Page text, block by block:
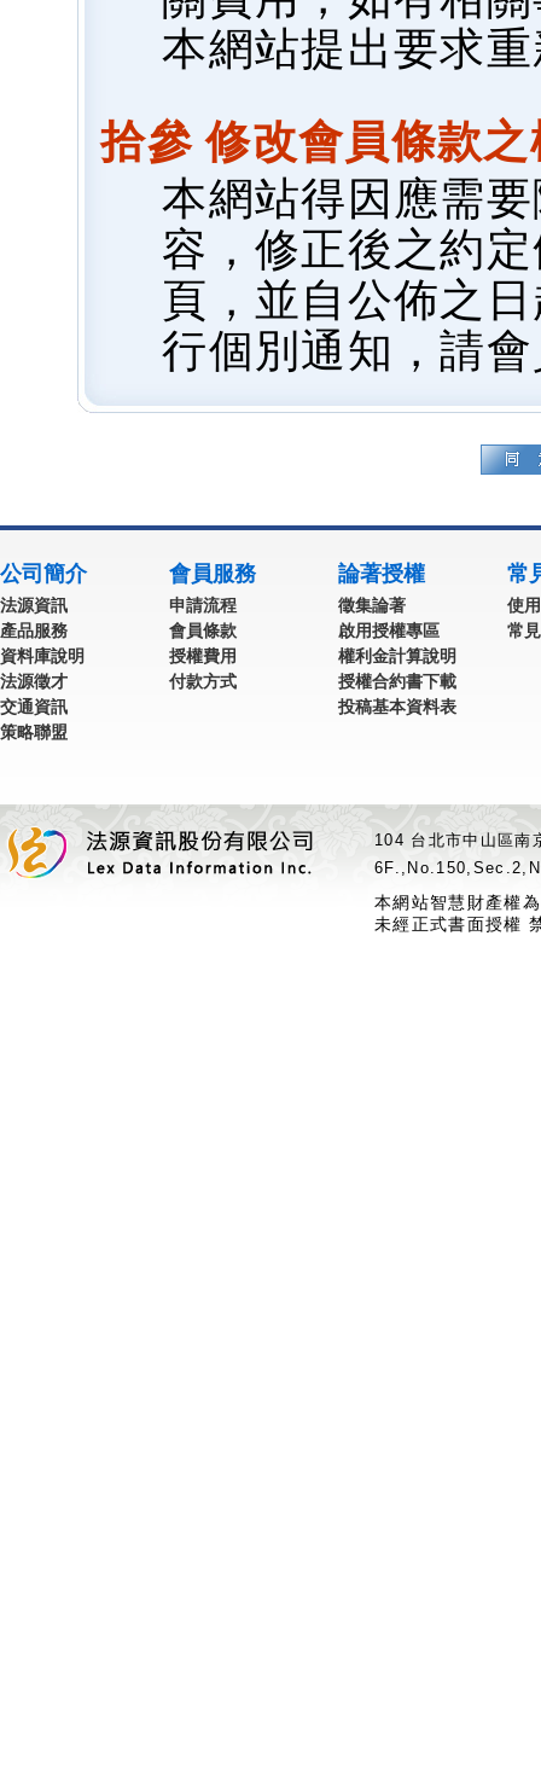
本網站提出要求
拾參 修改會員條款
本網站得因應需
容，修正後之約
頁，並自公佈之
行個別通知，請
公司簡介
法源資訊
產品服務
資料庫說明
法源徵才
交通資訊
策略聯盟
會員服務
申請流程
會員條款
授權費用
付款方式
論著授權
徵集論著
啟用授權專區
權利金計算說明
授權合約書下載
投稿基本資料表
常
使
常
104 台北市中山區
本網站智慧財產權
未經正式書面授權